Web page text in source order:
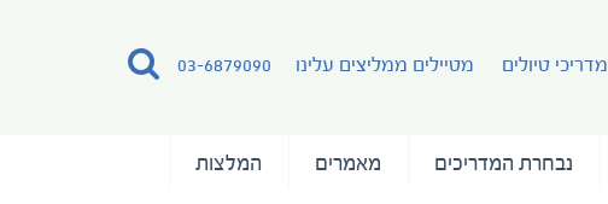
03-6879090 מדריכי טיולים מטיילים ממליצים עלינו
נבחרת המדריכים מאמרים המלצות